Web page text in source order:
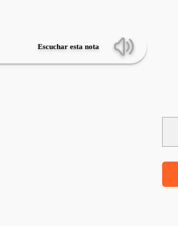
Escuchar esta nota